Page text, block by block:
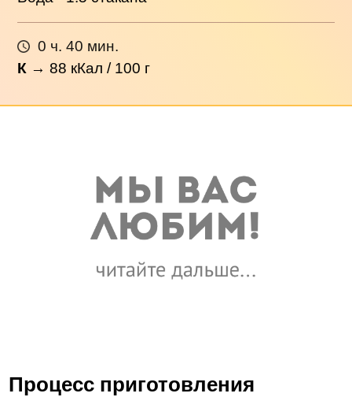
0 ч. 40 мин.
К →88 кКал / 100 г
Процесс приготовления